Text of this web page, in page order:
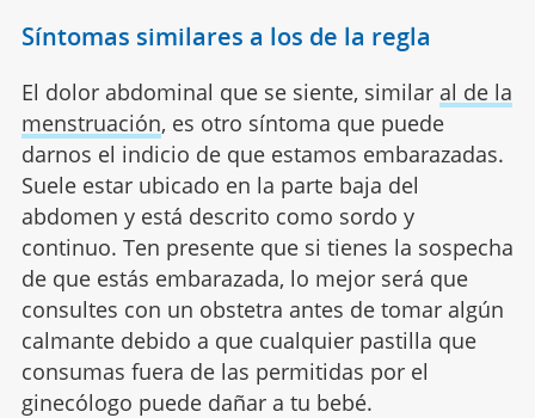
Síntomas similares a los de la regla
El dolor abdominal que se siente, similar al de la
menstruación, es otro síntoma que puede
darnos el indicio de que estamos embarazadas.
Suele estar ubicado en la parte baja del
abdomen y está descrito como sordo y
continuo. Ten presente que si tienes la sospecha
de que estás embarazada, lo mejor será que
consultes con un obstetra antes de tomar algún
calmante debido a que cualquier pastilla que
consumas fuera de las permitidas por el
ginecólogo puede dañar a tu bebé.